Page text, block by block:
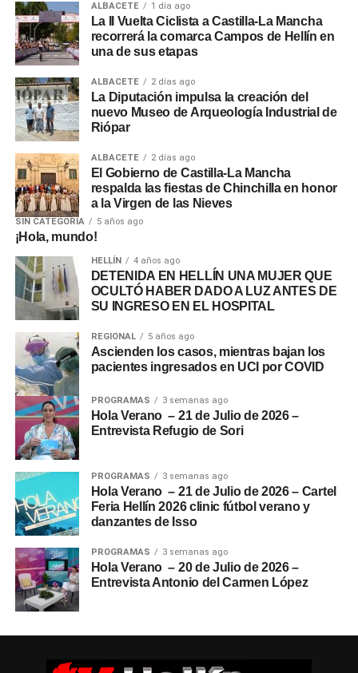
ALBACETE 1 día ago
La II Vuelta Ciclista a Castilla-La Mancha
recorrerá la comarca Campos de Hellín en
una de sus etapas
ALBACETE 2 días ago
La Diputación impulsa la creación del
nuevo Museo de Arqueología Industrial de
Riópar
ALBACETE 2 días ago
El Gobierno de Castilla-La Mancha
respalda las fiestas de Chinchilla en honor
a la Virgen de las Nieves
SIN CATEGORÍA 5 años ago
¡Hola, mundo!
HELLÍN 4 años ago
DETENIDA EN HELLÍN UNA MUJER QUE
OCULTÓ HABER DADO A LUZ ANTES DE
SU INGRESO EN EL HOSPITAL
REGIONAL 5 años ago
Ascienden los casos, mientras bajan los
pacientes ingresados en UCI por COVID
PROGRAMAS 3 semanas ago
Hola Verano – 21 de Julio de 2026 –
Entrevista Refugio de Sori
PROGRAMAS 3 semanas ago
Hola Verano – 21 de Julio de 2026 – Cartel
Feria Hellín 2026 clinic fútbol verano y
danzantes de Isso
PROGRAMAS 3 semanas ago
Hola Verano – 20 de Julio de 2026 –
Entrevista Antonio del Carmen López